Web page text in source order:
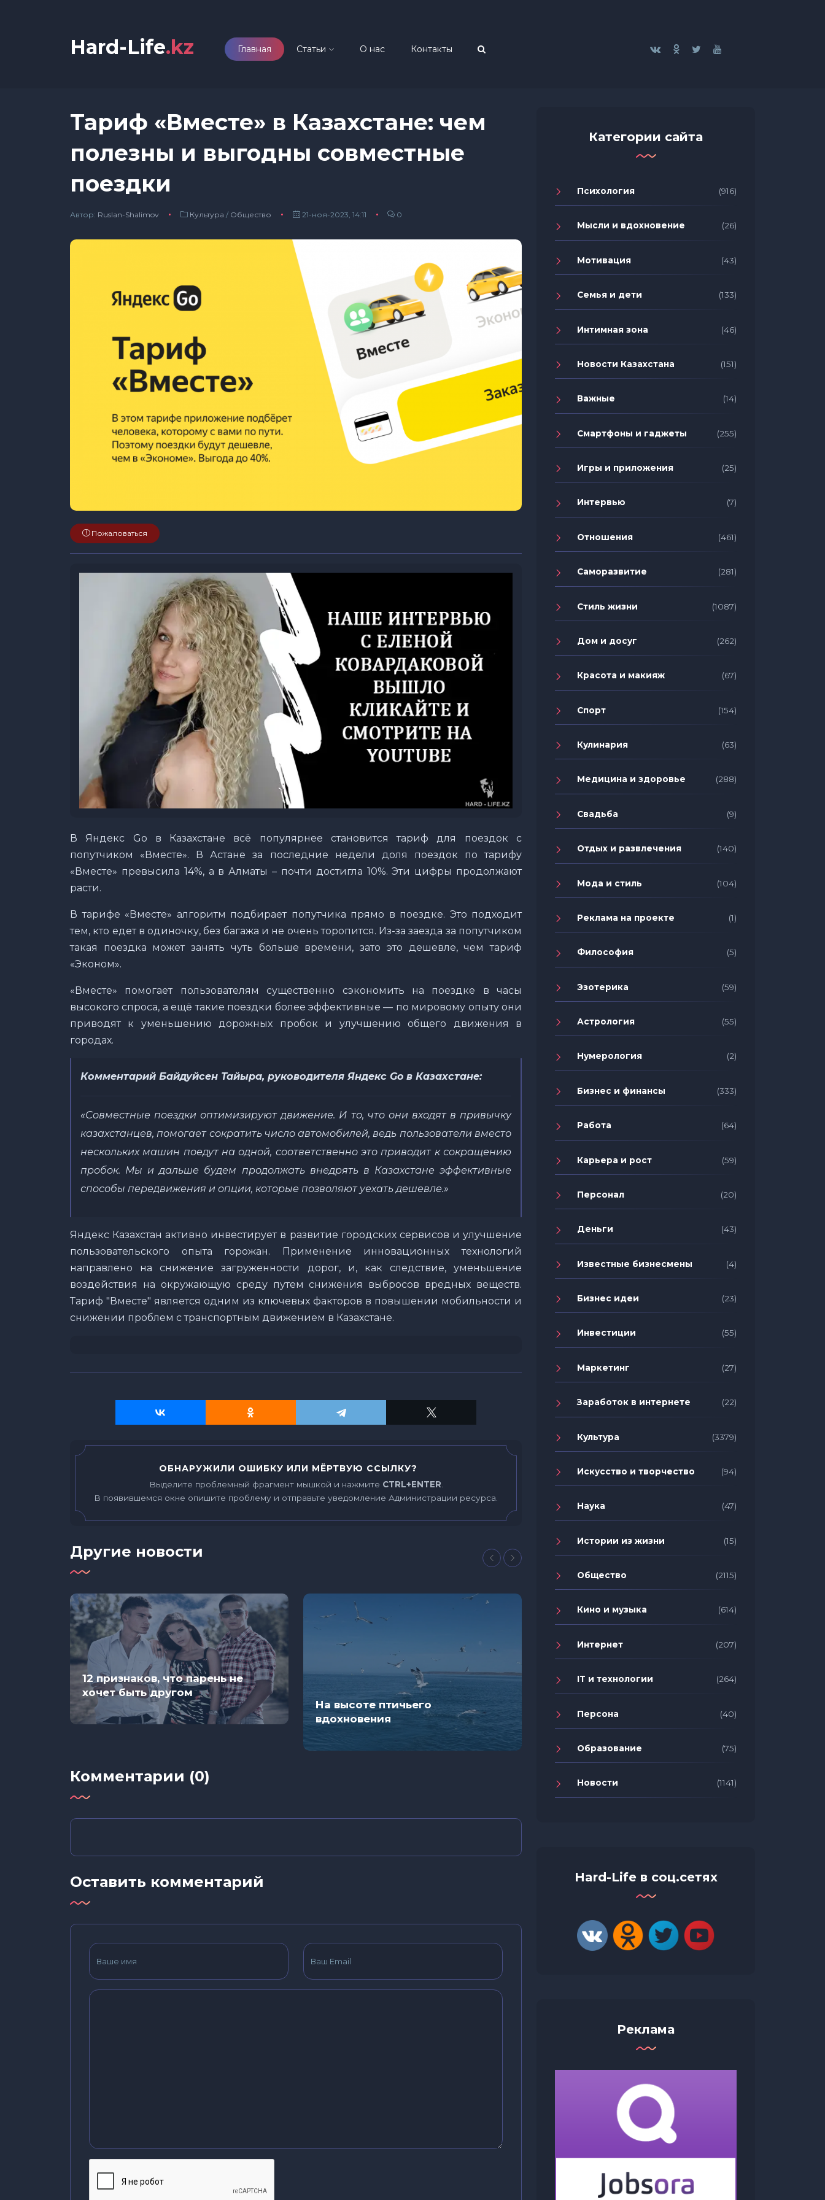
Hard-Life.kz Главная Статьи О нас Контакты
Тариф «Вместе» в Казахстане: чем
полезны и выгодны совместные
поездки
Автор: Ruslan-Shalimov Культура / Общество 21-ноя-2023, 14:11 0
Пожаловаться
В Яндекс Go в Казахстане всё популярнее становится тариф для поездок с
попутчиком «Вместе». В Астане за последние недели доля поездок по тарифу
«Вместе» превысила 14%, а в Алматы – почти достигла 10%. Эти цифры продолжают
расти.
В тарифе «Вместе» алгоритм подбирает попутчика прямо в поездке. Это подходит
тем, кто едет в одиночку, без багажа и не очень торопится. Из-за заезда за попутчиком
такая поездка может занять чуть больше времени, зато это дешевле, чем тариф
«Эконом».
«Вместе» помогает пользователям существенно сэкономить на поездке в часы
высокого спроса, а ещё такие поездки более эффективные — по мировому опыту они
приводят к уменьшению дорожных пробок и улучшению общего движения в
городах.
Комментарий Байдуйсен Тайыра, руководителя Яндекс Go в Казахстане:
«Совместные поездки оптимизируют движение. И то, что они входят в привычку
казахстанцев, помогает сократить число автомобилей, ведь пользователи вместо
нескольких машин поедут на одной, соответственно это приводит к сокращению
пробок. Мы и дальше будем продолжать внедрять в Казахстане эффективные
способы передвижения и опции, которые позволяют уехать дешевле.»
Яндекс Казахстан активно инвестирует в развитие городских сервисов и улучшение
пользовательского опыта горожан. Применение инновационных технологий
направлено на снижение загруженности дорог, и, как следствие, уменьшение
воздействия на окружающую среду путем снижения выбросов вредных веществ.
Тариф "Вместе" является одним из ключевых факторов в повышении мобильности и
снижении проблем с транспортным движением в Казахстане.
ОБНАРУЖИЛИ ОШИБКУ ИЛИ МЁРТВУЮ ССЫЛКУ?
Выделите проблемный фрагмент мышкой и нажмите CTRL+ENTER
В появившемся окне опишите проблему и отправьте уведомление Администрации ресурса.
Другие новости
12 признаков, что парень не
хочет быть другом
На высоте птичьего
вдохновения
креативных подарков к Новому
Году от компании «Офис Деда
Комментарии (0)
Оставить комментарий
Категории сайта
Психология (916)
Мысли и вдохновение (26)
Мотивация (43)
Семья и дети (133)
Интимная зона (46)
Новости Казахстана (151)
Важные (14)
Смартфоны и гаджеты (255)
Игры и приложения (25)
Интервью (7)
Отношения (461)
Саморазвитие (281)
Стиль жизни (1087)
Дом и досуг (262)
Красота и макияж (67)
Спорт (154)
Кулинария (63)
Медицина и здоровье (288)
Свадьба (9)
Отдых и развлечения (140)
Мода и стиль (104)
Реклама на проекте (1)
Философия (5)
Эзотерика (59)
Астрология (55)
Нумерология (2)
Бизнес и финансы (333)
Работа (64)
Карьера и рост (59)
Персонал (20)
Деньги (43)
Известные бизнесмены (4)
Бизнес идеи (23)
Инвестиции (55)
Маркетинг (27)
Заработок в интернете (22)
Культура (3379)
Искусство и творчество (94)
Наука (47)
Истории из жизни (15)
Общество (2115)
Кино и музыка (614)
Интернет (207)
IT и технологии (264)
Персона (40)
Образование (75)
Новости (1141)
Hard-Life в соц.сетях
Реклама